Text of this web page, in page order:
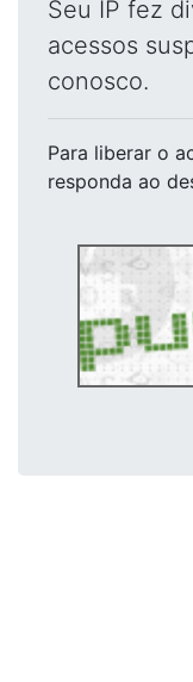
Seu IP fez
acessos
conosco.
Para liberar o
responda ao